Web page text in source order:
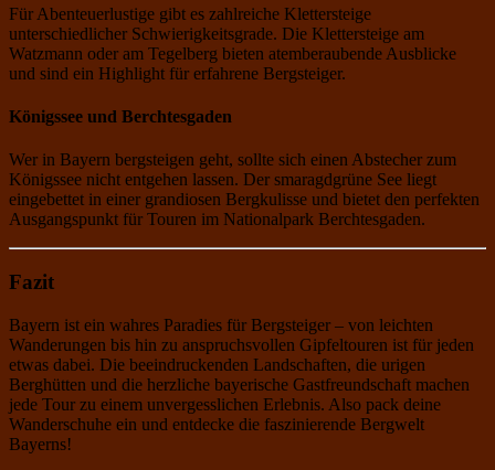
Für Abenteuerlustige gibt es zahlreiche Klettersteige
unterschiedlicher Schwierigkeitsgrade. Die Klettersteige am
Watzmann oder am Tegelberg bieten atemberaubende Ausblicke
und sind ein Highlight für erfahrene Bergsteiger.
Königssee und Berchtesgaden
Wer in Bayern bergsteigen geht, sollte sich einen Abstecher zum
Königssee nicht entgehen lassen. Der smaragdgrüne See liegt
eingebettet in einer grandiosen Bergkulisse und bietet den perfekten
Ausgangspunkt für Touren im Nationalpark Berchtesgaden.
Fazit
Bayern ist ein wahres Paradies für Bergsteiger – von leichten
Wanderungen bis hin zu anspruchsvollen Gipfeltouren ist für jeden
etwas dabei. Die beeindruckenden Landschaften, die urigen
Berghütten und die herzliche bayerische Gastfreundschaft machen
jede Tour zu einem unvergesslichen Erlebnis. Also pack deine
Wanderschuhe ein und entdecke die faszinierende Bergwelt
Bayerns!